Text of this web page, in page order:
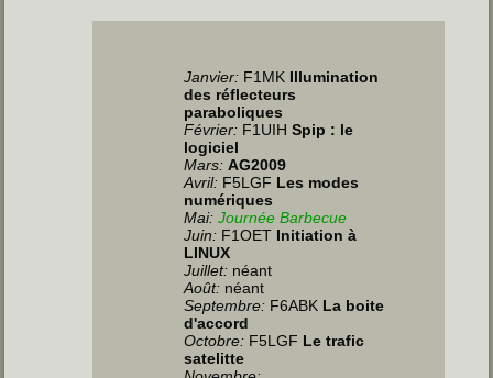
Janvier: F1MK Illumination
des réflecteurs
paraboliques
Février: F1UIHSpip : le
logiciel
Mars:AG2009
Avril: F5LGF Les modes
numériques
Mai: Journée Barbecue
Juin: F1OET Initiation à
LINUX
Juillet: néant
Août: néant
Septembre: F6ABK La boite
d'accord
Octobre: F5LGF Le trafic
satelitte